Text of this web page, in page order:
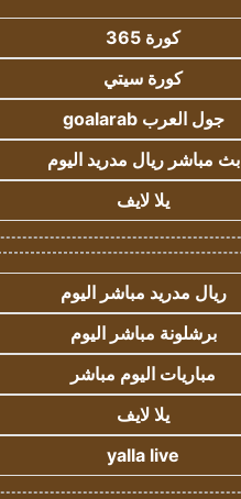
كورة 365
كورة سيتي
جول العرب goalarab
بث مباشر ريال مدريد اليوم
يلا لايف
ريال مدريد مباشر اليوم
برشلونة مباشر اليوم
مباريات اليوم مباشر
يلا لايف
yalla live